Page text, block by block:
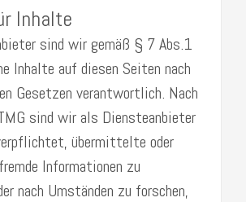
Inhalte
sind wir gemäß § 7 Abs.1
Inhalte auf diesen Seiten nach
Gesetzen verantwortlich. Nach
sind wir als Diensteanbieter
übermittelte oder
Informationen zu
nach Umständen zu forschen,